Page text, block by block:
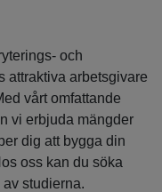
och
attraktiva arbetsgivare
vårt omfattande
vi erbjuda mängder
dig att bygga din
oss kan du söka
studierna.